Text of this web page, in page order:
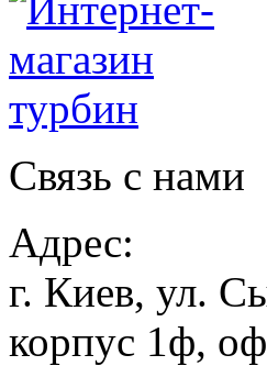
Связь с нами
Адрес:
г. Киев, ул.
корпус 1ф,